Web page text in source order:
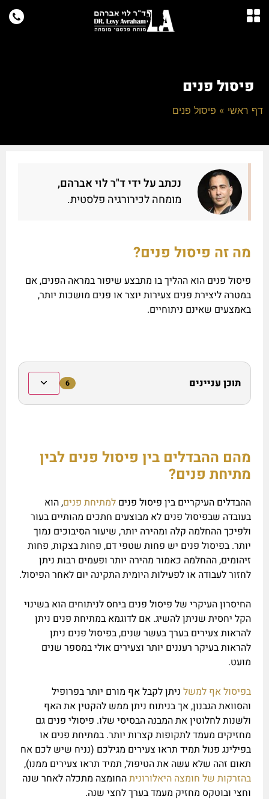
פיסול פנים
דף ראשי » פיסול פנים
נכתב על ידי ד"ר לוי אברהם,
מומחה לכירורגיה פלסטית.
מה זה פיסול פנים?
פיסול פנים הוא ההליך בו מתבצע שיפור במראה הפנים, אם
במטרה ליצירת פנים צעירות יוצר או פנים מושכות יותר,
באמצעים שאינם ניתוחיים.
תוכן עניינים 6
מהם ההבדלים בין פיסול פנים לבין
מתיחת פנים?
ההבדלים העיקריים בין פיסול פנים למתיחת פנים, הוא
בעובדה שבפיסול פנים לא מבוצעים חתכים מהותיים בעור
ולפיכך ההחלמה קלה ומהירה יותר, שיעור הסיבוכים נמוך
יותר. בפיסול פנים יש פחות שטפי דם, פחות בצקות, פחות
זיהומים, ההחלמה כאמור מהירה יותר ופעמים רבות ניתן
לחזור לעבודה או לפעילות היומית התקינה יום לאחר הפיסול.
החיסרון העיקרי של פיסול פנים ביחס לניתוחים הוא בשינוי
הקל יחסית שניתן להשיג. אם לדוגמא במתיחת פנים ניתן
להראות צעירים בערך בעשר שנים, בפיסול פנים ניתן
להראות בעיקר רעננים יותר וצעירים אולי במספר שנים
מועט.
בפיסול אף למשל ניתן לקבל אף מורם יותר בפרופיל
והסוואת הגבנון, אך בניתוח ניתן ממש להקטין את האף
ולשנות לחלוטין את המבנה הבסיסי שלו. פיסולי פנים גם
מחזיקים מעמד לתקופות קצרות יותר. במתיחת פנים או
בפילינג פנול תמיד תראו צעירים מגילכם (נניח שיש לכם אח
תאום זהה שלא עשה את הטיפול, תמיד תראו צעירים ממנו),
בהזרקות של חומצה היאלורוניתהחומצה מתכלה לאחר שנה
וחצי ובוטקס מחזיק מעמד בערך לחצי שנה.